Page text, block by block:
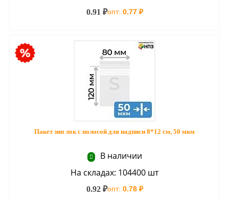
0.91 ₽опт: 0.77 ₽
Пакет зип лок с полосой для надписи 8*12 см, 50 мкм
В наличии
На складах: 104400 шт
0.92 ₽опт: 0.78 ₽